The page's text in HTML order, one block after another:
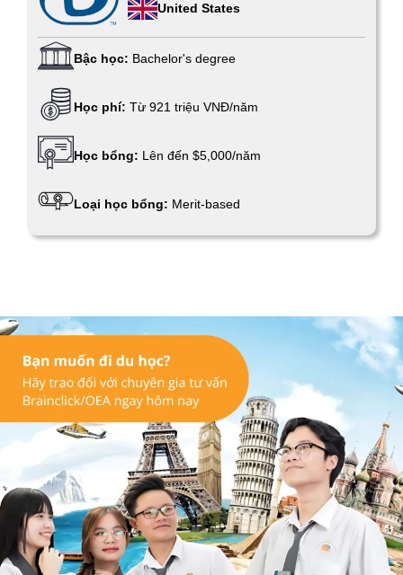
United States
Bậc học: Bachelor's degree
Học phí: Từ 921 triệu VNĐ/năm
Học bổng: Lên đến $5,000/năm
Loại học bổng: Merit-based